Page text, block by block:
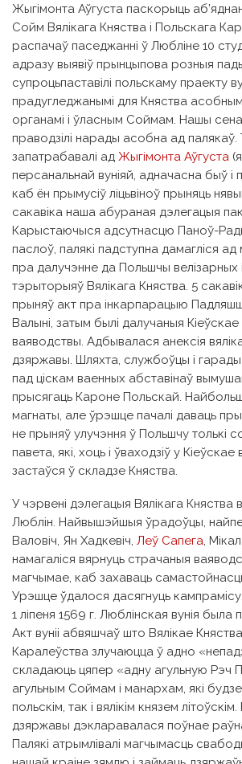
Жыгімонта Аўгуста паскорыць
Сойм Вялікага Княства і Польскага
распачаў паседжанні ў Любліне 10
адразу выявіў прынцыпова розныя
супроцьпаставілі польскаму праекту
прадугледжанымі для Княства
органамі і ўласным Соймам. Нашы
праводзілі нарады асобна ад палякаў.
запатрабавалі ад Жыгімонта Аўгуста
персанальнай вуніяй, адначасна быў і
каб ён прымусіў ліцьвіноў прыняць
сакавіка наша абураная дэлегацыя
Карыстаючыся адсутнасцю Паноў-Рады
паслоў, палякі падступна дамагліся
пра далучэнне да Польшчы велізарных
тэрыторыяў Вялікага Княства. 5
прыняў акт пра інкарпарацыю
Валыні, затым былі далучаныя
ваяводствы. Адбывалася анексія
дзяржавы. Шляхта, службоўцы і
пад ціскам ваенных абставінаў
прысягаць Кароне Польскай. Найбольш
магнаты, але ўрэшце пачалі даваць
не прыняў улучэння ў Польшчу толькі
павета, які, хоць і ўваходзіў у
застаўся ў складзе Княства.
У чэрвені дэлегацыя Вялікага Княства
Люблін. Найвышэйшыя ўрадоўцы,
Валовіч, Ян Хадкевіч, Леў Сапега,
намагаліся вярнуць страчаныя
магчымае, каб захаваць
Урэшце ўдалося дасягнуць
1 ліпеня 1569 г. Люблінская вунія была
Акт вуніі абвяшчаў што Вялікае
Каралеўства злучаюцца ў адно
складаюць цяпер «адну агульную Рэч
агульным Соймам і манархам, які
польскім, так і вялікім князем
дзяржавы дэкларавалася поўнае
Палякі атрымлівалі магчымасць